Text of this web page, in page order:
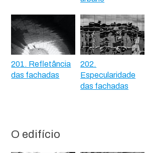
201. Refletância
das fachadas
202.
Especularidade
das fachadas
O edifício